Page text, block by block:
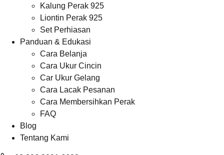
Kalung Perak 925
Liontin Perak 925
Set Perhiasan
Panduan & Edukasi
Cara Belanja
Cara Ukur Cincin
Car Ukur Gelang
Cara Lacak Pesanan
Cara Membersihkan Perak
FAQ
Blog
Tentang Kami